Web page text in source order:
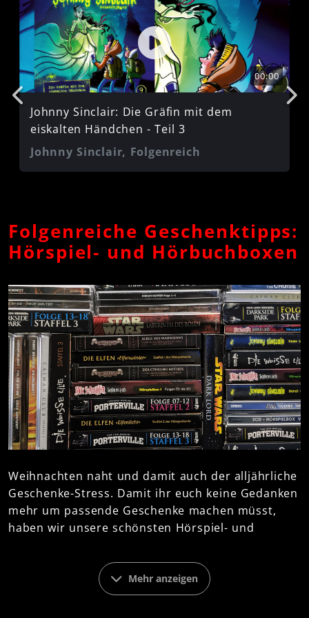
00:00
Johnny Sinclair: Die Gräfin mit dem
eiskalten Händchen - Teil 3
Johnny Sinclair, Folgenreich
Folgenreiche Geschenktipps:
Hörspiel- und Hörbuchboxen
Weihnachten naht und damit auch der alljährliche
Geschenke-Stress. Damit ihr euch keine Gedanken
mehr um passende Geschenke machen müsst,
haben wir unsere schönsten Hörspiel- und
Geschenktipps zusammengestellt. Mystery,
Horror, Science-Fiction, Fantasy und Krimi - da ist
für jeden Geschmack etwas dabei. Oder auch für
Mehr anzeigen